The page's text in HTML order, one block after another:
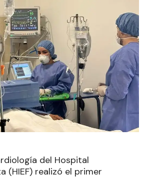
del Hospital
(HIEF) realizó el primer